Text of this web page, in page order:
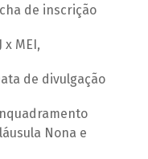
de inscrição
x MEI,
de divulgação
Nona e